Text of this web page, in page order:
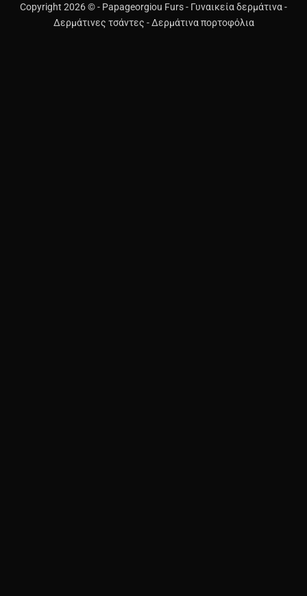
Delivery
Copyright 2026 © - Papageorgiou Furs- Γυναικεία δερμάτινα-
Δερμάτινες τσάντες -Δερμάτινα πορτοφόλια